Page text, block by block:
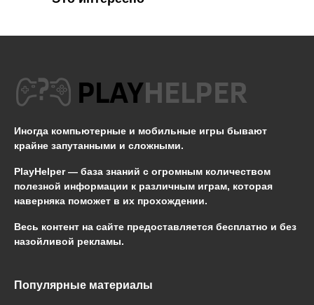
Иногда компьютерные и мобильные игры бывают
крайне запутанными и сложными.
PlayHelper — база знаний с огромным количеством
полезной информации к различным играм, которая
наверняка поможет в их прохождении.
Весь контент на сайте предоставляется бесплатно и без
назойливой рекламы.
Популярные материалы